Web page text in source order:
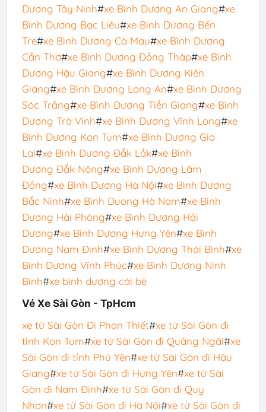
Dương Tây Ninh#xe Bình Dương An Giang#xe
Bình Dương Bạc Liêu#xe Binh Dương Bến
Tre#xe Bình Dương Cà Mau#xe Bình Dương
Cần Thơ#xe Bình Dương Đồng Tháp#xe Bình
Dương Hậu Giang#xe Bình Dương Kiên
Giang#xe Bình Dương Long An#xe Bình Dương
Sóc Trăng#xe Bình Dương Tiền Giang#xe Bình
Dương Trà Vinh#xe Bình Dương Vĩnh Long#xe
Bình Dương Kon Tum#xe Bình Dương Gia
Lai#xe Bình Dương Đắk Lắk#xe Bình
Dương Đắk Nông#xe Bình Dương Lâm
Đồng#xe Bình Dương Hà Nội#xe Bình Dương
Bắc Ninh#xe Bình Duong Hà Nam#xe Binh
Dương Hải Phòng#xe Bình Dương Hải
Dương#xe Bình Dương Hưng Yên#xe Bình
Dương Nam Định#xe Bình Dương Thái Bình#xe
Bình Dương Vĩnh Phúc#xe Bình Dương Ninh
Bình#xe bình dương cái bè
Vé Xe Sài Gòn - TpHcm
xe từ Sài Gòn Đi Phan Thiết#xe từ Sài Gòn đi
tỉnh Kon Tum#xe từ Sài Gòn đi Quảng Ngãi#xe
Sài Gòn đi tỉnh Phú Yên#xe từ Sài Gòn đi Hậu
Giang#xe từ Sài Gòn đi Hưng Yên#xe từ Sài
Gòn đi Nam Định#xe từ Sài Gòn đi Quy
Nhơn#xe từ Sài Gòn đi Hà Nội#xe từ Sài Gòn đi